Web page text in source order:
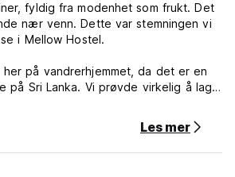
fyldig fra modenhet som frukt. Det
nær venn. Dette var stemningen vi
i Mellow Hostel.
på vandrerhjemmet, da det er en
på Sri Lanka. Vi prøvde virkelig å lage
og havet. Vi prøvde å bruke all
eller resirkulerte materialer.
tilbyr private rom og samler
Les mer